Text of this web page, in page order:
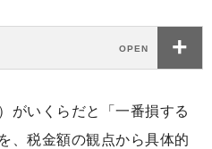
がいくらだと「一番損する
、税金額の観点から具体的